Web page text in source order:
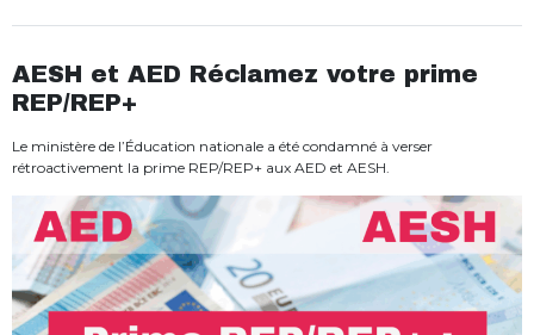
AESH et AED Réclamez votre prime
REP/REP+
Le ministère de l’Éducation nationale a été condamné à verser
rétroactivement la prime REP/REP+ aux AED et AESH.